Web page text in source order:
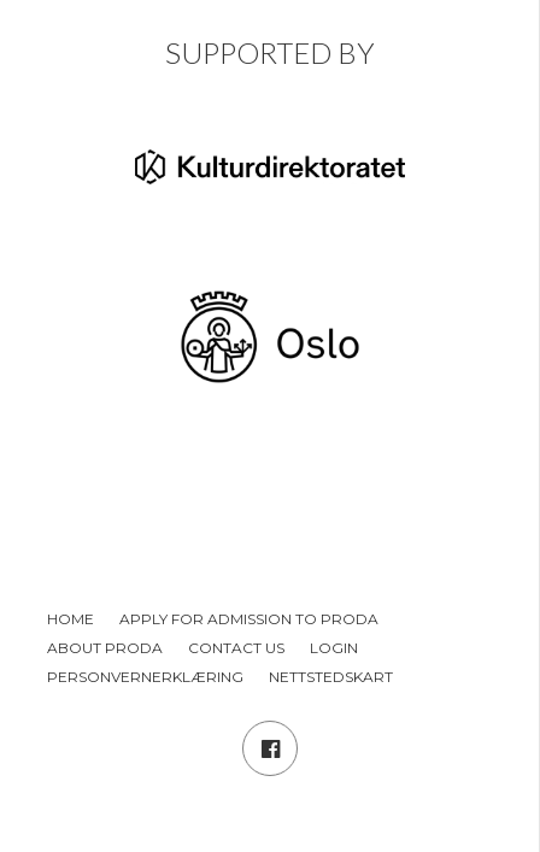
SUPPORTED BY
HOME
APPLY FOR ADMISSION TO PRODA
ABOUT PRODA
CONTACT US
LOGIN
PERSONVERNERKLÆRING
NETTSTEDSKART